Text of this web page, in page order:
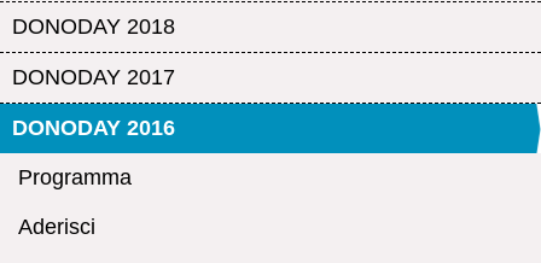
DONODAY 2018
DONODAY 2017
DONODAY 2016
Programma
Aderisci